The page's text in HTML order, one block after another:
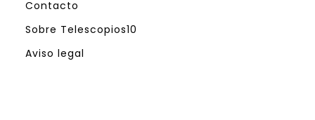
Contacto
Sobre Telescopios10
Aviso legal